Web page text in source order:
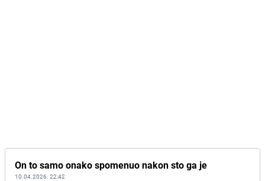
On to samo onako spomenuo nakon sto ga je
10.04.2026. 22:42